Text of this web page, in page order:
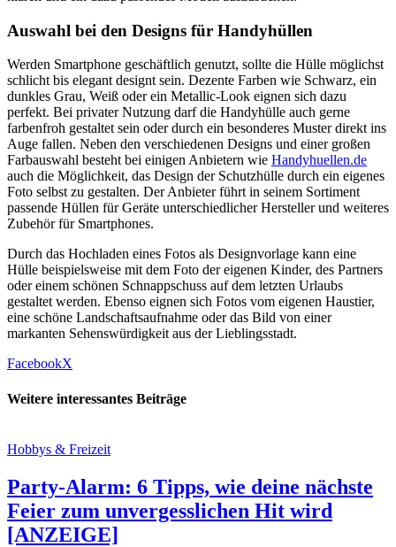
Auswahl bei den Designs für Handyhüllen
Werden Smartphone geschäftlich genutzt, sollte die Hülle möglichst
schlicht bis elegant designt sein. Dezente Farben wie Schwarz, ein
dunkles Grau, Weiß oder ein Metallic-Look eignen sich dazu
perfekt. Bei privater Nutzung darf die Handyhülle auch gerne
farbenfroh gestaltet sein oder durch ein besonderes Muster direkt ins
Auge fallen. Neben den verschiedenen Designs und einer großen
Farbauswahl besteht bei einigen Anbietern wie Handyhuellen.de
auch die Möglichkeit, das Design der Schutzhülle durch ein eigenes
Foto selbst zu gestalten. Der Anbieter führt in seinem Sortiment
passende Hüllen für Geräte unterschiedlicher Hersteller und weiteres
Zubehör für Smartphones.
Durch das Hochladen eines Fotos als Designvorlage kann eine
Hülle beispielsweise mit dem Foto der eigenen Kinder, des Partners
oder einem schönen Schnappschuss auf dem letzten Urlaubs
gestaltet werden. Ebenso eignen sich Fotos vom eigenen Haustier,
eine schöne Landschaftsaufnahme oder das Bild von einer
markanten Sehenswürdigkeit aus der Lieblingsstadt.
FacebookX
Weitere interessantes Beiträge
Hobbys & Freizeit
Party-Alarm: 6 Tipps, wie deine nächste
Feier zum unvergesslichen Hit wird
[ANZEIGE]